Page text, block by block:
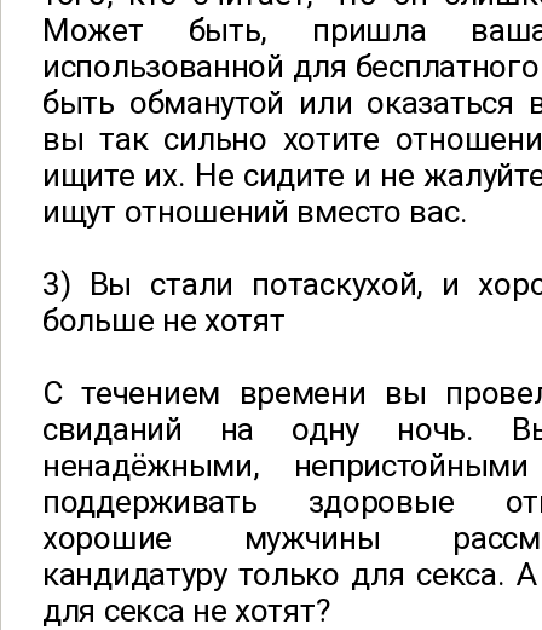
Может быть, пришла
использованной для
быть обманутой или оказаться
вы так сильно хотите
ищите их. Не сидите и не
ищут отношений вместо вас.
3) Вы стали потаскухой, и
больше не хотят
С течением времени вы
свиданий на одну ночь.
ненадёжными,
поддерживать здоровые
хорошие мужчины
кандидатуру только для секса.
для секса не хотят?